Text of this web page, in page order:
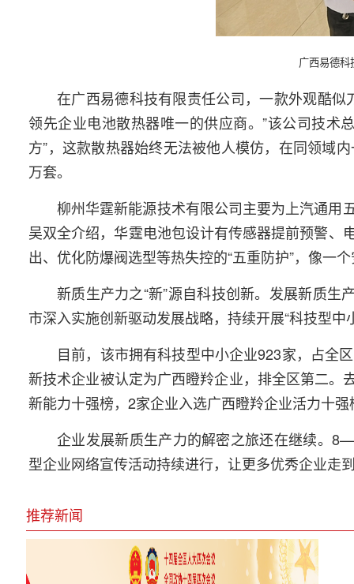
广西易德科
在广西易德科技有限责任公司，一款外观酷
领先企业电池散热器唯一的供应商。”该公司技术
方”，这款散热器始终无法被他人模仿，在同领域
万套。
柳州华霆新能源技术有限公司主要为上汽通用
吴双全介绍，华霆电池包设计有传感器提前预警
出、优化防爆阀选型等热失控的“五重防护”，像一
新质生产力之“新”源自科技创新。发展新质生
市深入实施创新驱动发展战略，持续开展“科技
目前，该市拥有科技型中小企业923家，占全
新技术企业被认定为广西瞪羚企业，排全区第二
新能力十强榜，2家企业入选广西瞪羚企业活力十
企业发展新质生产力的解密之旅还在继续。
型企业网络宣传活动持续进行，让更多优秀企业走
推荐新闻